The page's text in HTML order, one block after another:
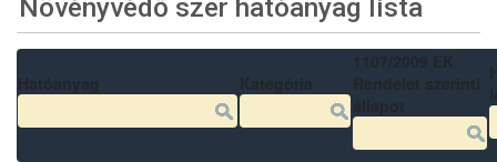
Növényvédő szer hatóanyag lista